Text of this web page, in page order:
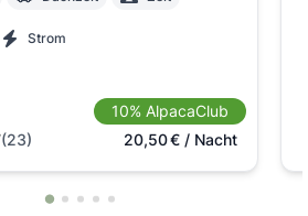
Strom
(23)
10% AlpacaClub
20,50€/ Nacht